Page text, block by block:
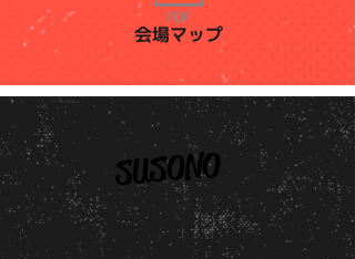
会場マップ
SUSONO
富士山の美しい
​静岡県裾野市